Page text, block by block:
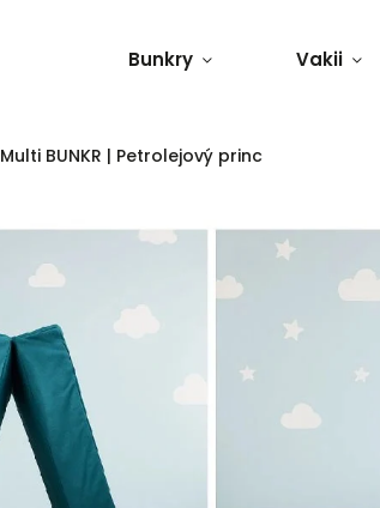
Bunkry Vakii
Multi BUNKR | Petrolejový princ